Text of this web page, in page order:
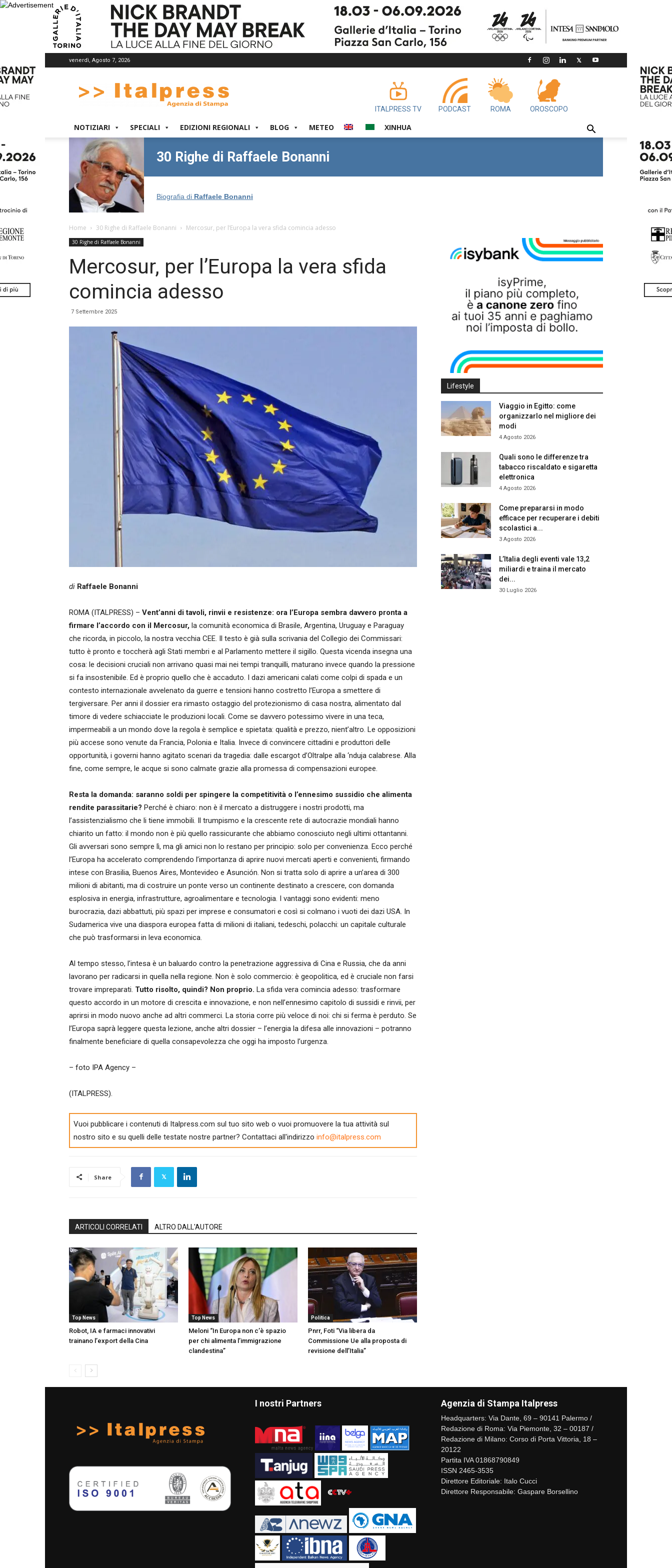
venerdì, Agosto 7, 2026
ITALPRESS TV PODCAST ROMA OROSCOPO
NOTIZIARI SPECIALI EDIZIONI REGIONALI BLOG METEO XINHUA
30 Righe di Raffaele Bonanni
Biografia di Raffaele Bonanni
Home 30 Righe di Raffaele Bonanni Mercosur, per l’Europa la vera sfida comincia adesso
30 Righe di Raffaele Bonanni
Mercosur, per l’Europa la vera sfida
comincia adesso
7 Settembre 2025
di Raffaele Bonanni
ROMA (ITALPRESS) – Vent’anni di tavoli, rinvii e resistenze: ora l’Europa sembra davvero pronta a
firmare l’accordo con il Mercosur, la comunità economica di Brasile, Argentina, Uruguay e Paraguay
che ricorda, in piccolo, la nostra vecchia CEE. Il testo è già sulla scrivania del Collegio dei Commissari:
tutto è pronto e toccherà agli Stati membri e al Parlamento mettere il sigillo. Questa vicenda insegna una
cosa: le decisioni cruciali non arrivano quasi mai nei tempi tranquilli, maturano invece quando la pressione
si fa insostenibile. Ed è proprio quello che è accaduto. I dazi americani calati come colpi di spada e un
contesto internazionale avvelenato da guerre e tensioni hanno costretto l’Europa a smettere di
tergiversare. Per anni il dossier era rimasto ostaggio del protezionismo di casa nostra, alimentato dal
timore di vedere schiacciate le produzioni locali. Come se davvero potessimo vivere in una teca,
impermeabili a un mondo dove la regola è semplice e spietata: qualità e prezzo, nient’altro. Le opposizioni
più accese sono venute da Francia, Polonia e Italia. Invece di convincere cittadini e produttori delle
opportunità, i governi hanno agitato scenari da tragedia: dalle escargot d’Oltralpe alla ‘nduja calabrese. Alla
fine, come sempre, le acque si sono calmate grazie alla promessa di compensazioni europee.
Resta la domanda: saranno soldi per spingere la competitività o l’ennesimo sussidio che alimenta
rendite parassitarie? Perché è chiaro: non è il mercato a distruggere i nostri prodotti, ma
l’assistenzialismo che li tiene immobili. Il trumpismo e la crescente rete di autocrazie mondiali hanno
chiarito un fatto: il mondo non è più quello rassicurante che abbiamo conosciuto negli ultimi ottantanni.
Gli avversari sono sempre lì, ma gli amici non lo restano per principio: solo per convenienza. Ecco perché
l’Europa ha accelerato comprendendo l’importanza di aprire nuovi mercati aperti e convenienti, firmando
intese con Brasilia, Buenos Aires, Montevideo e Asunción. Non si tratta solo di aprire a un’area di 300
milioni di abitanti, ma di costruire un ponte verso un continente destinato a crescere, con domanda
esplosiva in energia, infrastrutture, agroalimentare e tecnologia. I vantaggi sono evidenti: meno
burocrazia, dazi abbattuti, più spazi per imprese e consumatori e così si colmano i vuoti dei dazi USA. In
Sudamerica vive una diaspora europea fatta di milioni di italiani, tedeschi, polacchi: un capitale culturale
che può trasformarsi in leva economica.
Al tempo stesso, l’intesa è un baluardo contro la penetrazione aggressiva di Cina e Russia, che da anni
lavorano per radicarsi in quella nella regione. Non è solo commercio: è geopolitica, ed è cruciale non farsi
trovare impreparati. Tutto risolto, quindi? Non proprio. La sfida vera comincia adesso: trasformare
questo accordo in un motore di crescita e innovazione, e non nell’ennesimo capitolo di sussidi e rinvii, per
aprirsi in modo nuovo anche ad altri commerci. La storia corre più veloce di noi: chi si ferma è perduto. Se
l’Europa saprà leggere questa lezione, anche altri dossier – l’energia la difesa alle innovazioni – potranno
finalmente beneficiare di quella consapevolezza che oggi ha imposto l’urgenza.
– foto IPA Agency –
(ITALPRESS).
Vuoi pubblicare i contenuti di Italpress.com sul tuo sito web o vuoi promuovere la tua attività sul
nostro sito e su quelli delle testate nostre partner? Contattaci all'indirizzo info@italpress.com
Share
ARTICOLI CORRELATI ALTRO DALL'AUTORE
Top News
Robot, IA e farmaci innovativi
trainano l’export della Cina
Top News
Meloni “In Europa non c’è spazio
per chi alimenta l’immigrazione
clandestina”
Politica
Pnrr, Foti “Via libera da
Commissione Ue alla proposta di
revisione dell’Italia”
Lifestyle
Viaggio in Egitto: come
organizzarlo nel migliore dei
modi
4 Agosto 2026
Quali sono le differenze tra
tabacco riscaldato e sigaretta
elettronica
4 Agosto 2026
Come prepararsi in modo
efficace per recuperare i debiti
scolastici a...
3 Agosto 2026
L’Italia degli eventi vale 13,2
miliardi e traina il mercato
dei...
30 Luglio 2026
I nostri Partners Agenzia di Stampa Italpress
Headquarters: Via Dante, 69 – 90141 Palermo /
Redazione di Roma: Via Piemonte, 32 – 00187 /
Redazione di Milano: Corso di Porta Vittoria, 18 –
20122
Partita IVA 01868790849
ISSN 2465-3535
Direttore Editoriale: Italo Cucci
Direttore Responsabile: Gaspare Borsellino